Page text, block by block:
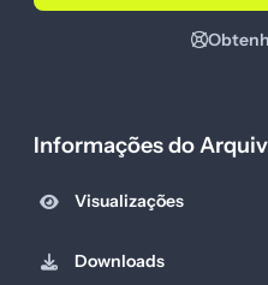
Informações do
Visualizações
Downloads